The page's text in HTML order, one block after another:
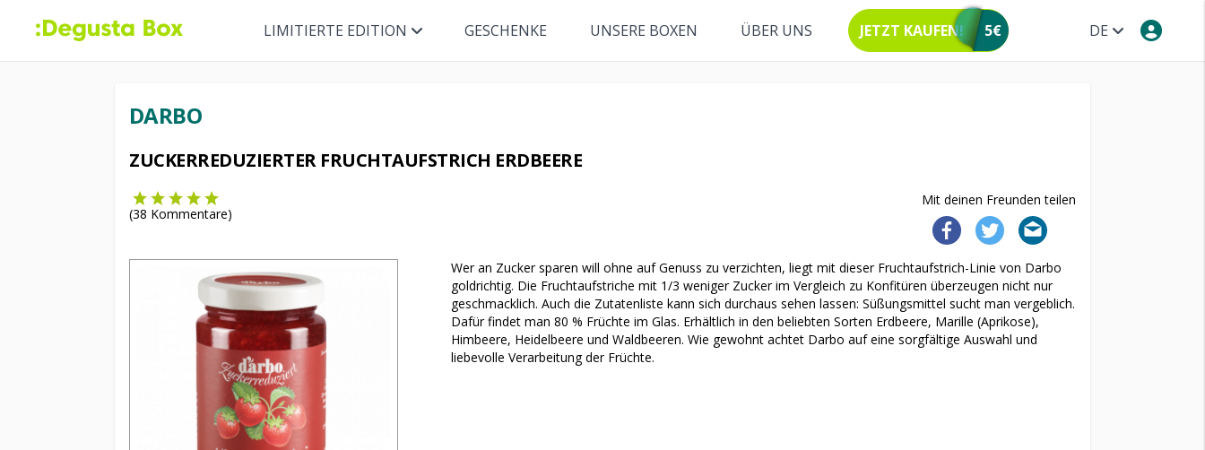
DE
LIMITIERTE EDITION GESCHENKE UNSERE BOXEN ÜBER UNS JETZT KAUFEN! 5€
DARBO
ZUCKERREDUZIERTER FRUCHTAUFSTRICH ERDBEERE
Mit deinen Freunden teilen
(38 Kommentare)
Wer an Zucker sparen will ohne auf Genuss zu verzichten, liegt mit dieser Fruchtaufstrich-Linie von Darbo
goldrichtig. Die Fruchtaufstriche mit 1/3 weniger Zucker im Vergleich zu Konfitüren überzeugen nicht nur
geschmacklich. Auch die Zutatenliste kann sich durchaus sehen lassen: Süßungsmittel sucht man vergeblich.
Dafür findet man 80 % Früchte im Glas. Erhältlich in den beliebten Sorten Erdbeere, Marille (Aprikose),
Himbeere, Heidelbeere und Waldbeeren. Wie gewohnt achtet Darbo auf eine sorgfältige Auswahl und
liebevolle Verarbeitung der Früchte.